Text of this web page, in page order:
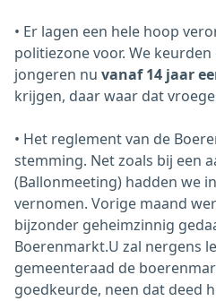
• Er lagen een hele hoop
politiezone voor. We
jongeren nu vanaf 14 jaar
krijgen, daar waar dat
• Het reglement van de
stemming. Net zoals bij een
(Ballonmeeting) hadden we
vernomen. Vorige maand
bijzonder geheimzinnig
Boerenmarkt.U zal nergens
gemeenteraad de
goedkeurde, neen dat deed